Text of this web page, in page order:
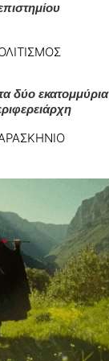
δύο εκατομμύρια